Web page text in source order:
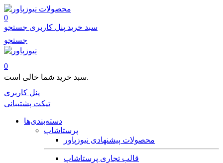
محصولات
0
سبد خرید پنل کاربری جستجو
جستجو
0
سبد خرید شما خالی است.
پنل کاربری
تیکت پشتیبانی
دسته‌بندی‌ها
پرستاشاپ
محصولات پیشنهادی نیوزپاور
قالب تجاری پرستاشاپ